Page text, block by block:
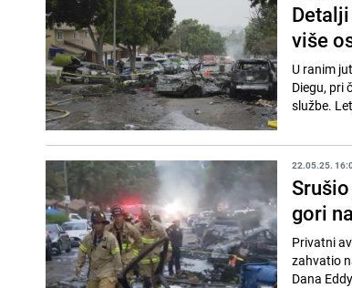
više
U ranim
Diegu, pri
službe.
22.05.25.
gori
Privatni
zahvatio
Dana